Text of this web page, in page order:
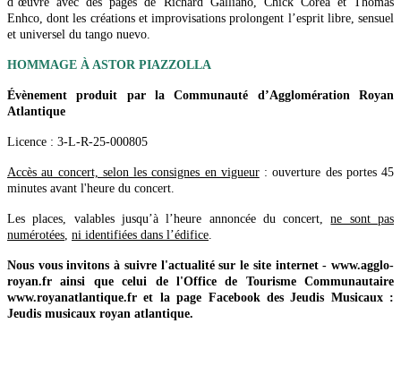
Enhco, dont les créations et improvisations prolongent l’esprit libre, sensuel
et universel du tango nuevo.
HOMMAGE À ASTOR PIAZZOLLA
Évènement produit par la Communauté d’Agglomération Royan
Atlantique
Licence : 3-L-R-25-000805
Accès au concert, selon les consignes en vigueur: ouverture des portes 45
minutes avant l'heure du concert.
Les places, valables jusqu’à l’heure annoncée du concert,ne sont pas
numérotées, ni identifiées dans l’édifice.
Nous vous invitons à suivre l'actualité sur le site internet - www.agglo-
royan.fr ainsi que celui de l'Office de Tourisme Communautaire
www.royanatlantique.fr et la page Facebook des Jeudis Musicaux :
Jeudis musicaux royan atlantique.